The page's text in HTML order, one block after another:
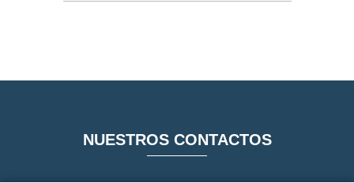
NUESTROS CONTACTOS